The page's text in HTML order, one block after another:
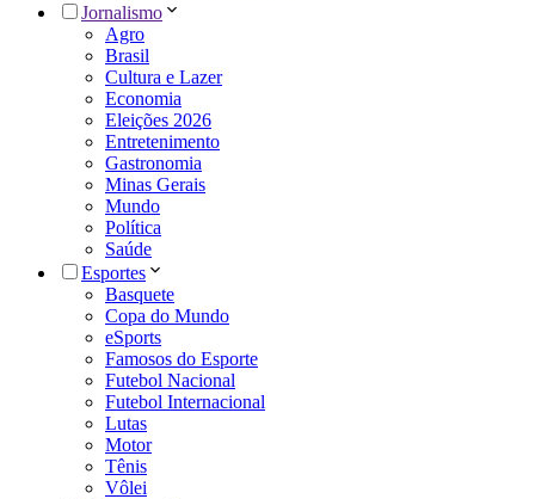
Jornalismo
Agro
Brasil
Cultura e Lazer
Economia
Eleições 2026
Entretenimento
Gastronomia
Minas Gerais
Mundo
Política
Saúde
Esportes
Basquete
Copa do Mundo
eSports
Famosos do Esporte
Futebol Nacional
Futebol Internacional
Lutas
Motor
Tênis
Vôlei